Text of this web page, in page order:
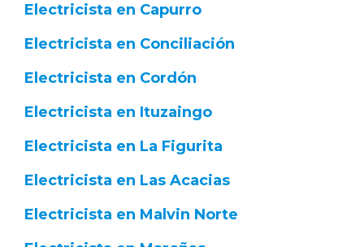
Electricista en Capurro
Electricista en Conciliación
Electricista en Cordón
Electricista en Ituzaingo
Electricista en La Figurita
Electricista en Las Acacias
Electricista en Malvin Norte